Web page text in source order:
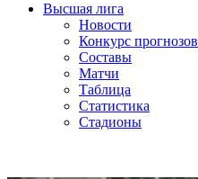
Высшая лига
Новости
Конкурс прогнозов
Составы
Матчи
Таблица
Статистика
Стадионы